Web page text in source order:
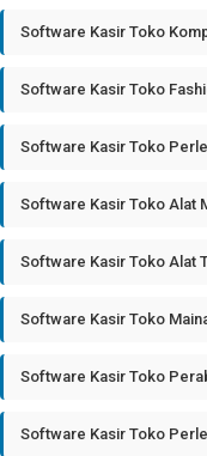
Software Kasir Toko
Software Kasir Toko
Software Kasir Toko
Software Kasir Toko Alat
Software Kasir Toko Alat
Software Kasir Toko
Software Kasir Toko
Software Kasir Toko